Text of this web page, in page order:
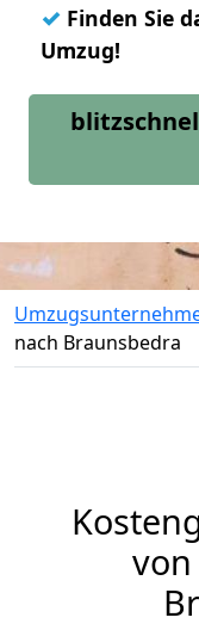
✓ Finden Sie
Umzug!
nach Braunsbedra
von